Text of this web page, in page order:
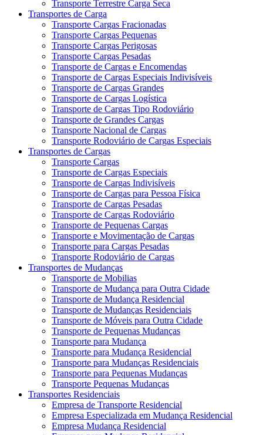
Transporte Terrestre Carga Seca
Transportes de Carga
Transporte Cargas Fracionadas
Transporte Cargas Pequenas
Transporte Cargas Perigosas
Transporte Cargas Pesadas
Transporte de Cargas e Encomendas
Transporte de Cargas Especiais Indivisíveis
Transporte de Cargas Grandes
Transporte de Cargas Logística
Transporte de Cargas Tipo Rodoviário
Transporte de Grandes Cargas
Transporte Nacional de Cargas
Transporte Rodoviário de Cargas Especiais
Transportes de Cargas
Transporte Cargas
Transporte de Cargas Especiais
Transporte de Cargas Indivisíveis
Transporte de Cargas para Pessoa Física
Transporte de Cargas Pesadas
Transporte de Cargas Rodoviário
Transporte de Pequenas Cargas
Transporte e Movimentação de Cargas
Transporte para Cargas Pesadas
Transporte Rodoviário de Cargas
Transportes de Mudanças
Transporte de Mobilias
Transporte de Mudança para Outra Cidade
Transporte de Mudança Residencial
Transporte de Mudanças Residenciais
Transporte de Móveis para Outra Cidade
Transporte de Pequenas Mudanças
Transporte para Mudança
Transporte para Mudança Residencial
Transporte para Mudanças Residenciais
Transporte para Pequenas Mudanças
Transporte Pequenas Mudanças
Transportes Residenciais
Empresa de Transporte Residencial
Empresa Especializada em Mudança Residencial
Empresa Mudança Residencial